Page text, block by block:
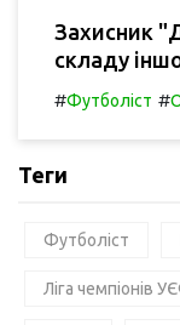
Захисник
складу
#Футболіст #
Теги
Футболіст
Ліга чемпіонів